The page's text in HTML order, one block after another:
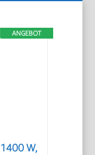
ANGEBOT
W,